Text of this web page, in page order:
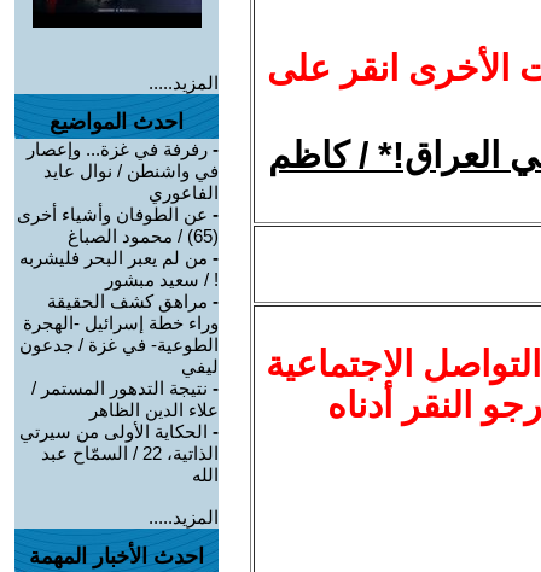
الأخرى انقر على
في العراق!* / كاظم
الاجتماعية
النقر أدناه
المزيد.....
احدث المواضيع
- رفرفة في غزة... وإعصار
في واشنطن / نوال عايد
الفاعوري
- عن الطوفان وأشياء أخرى
(65) / محمود الصباغ
- من لم يعبر البحر فليشربه
! / سعيد مبشور
- مراهق كشف الحقيقة
وراء خطة إسرائيل -الهجرة
الطوعية- في غزة / جدعون
ليفي
- نتيجة التدهور المستمر /
علاء الدين الظاهر
- الحكاية الأولى من سيرتي
الذاتية، 22 / السمّاح عبد
الله
المزيد.....
احدث الأخبار المهمة